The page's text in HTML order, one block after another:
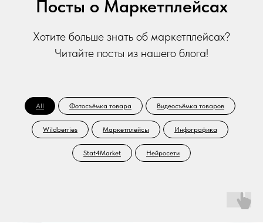
Посты о Маркетплейсах
Хотите больше знать об маркетплейсах?
Читайте посты из нашего блога!
All Фотосъёмка товара Видеосъёмка товаров
Wildberries Маркетплейсы Инфографика
Stat4Market Нейросети